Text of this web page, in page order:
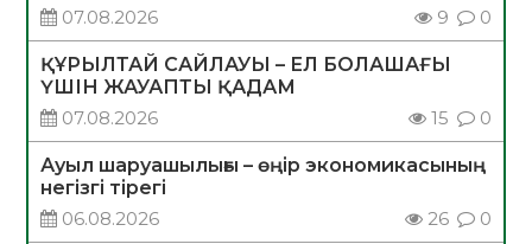
07.08.2026
9 0
ҚҰРЫЛТАЙ САЙЛАУЫ – ЕЛ БОЛАШАҒЫ
ҮШІН ЖАУАПТЫ ҚАДАМ
07.08.2026
15 0
Ауыл шаруашылығы – өңір экономикасының
негізгі тірегі
06.08.2026
26 0